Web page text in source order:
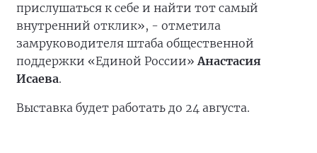
прислушаться к себе и найти тот самый
внутренний отклик», - отметила
замруководителя штаба общественной
поддержки «Единой России»Анастасия
Исаева.
Выставка будет работать до 24 августа.